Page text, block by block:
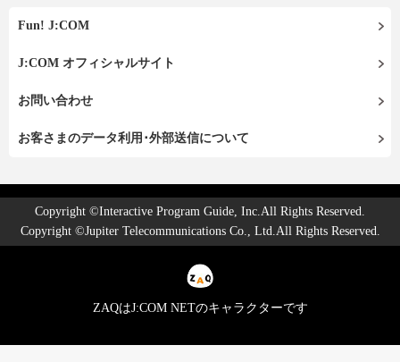
Fun! J:COM
J:COM オフィシャルサイト
お問い合わせ
お客さまのデータ利用･外部送信について
Copyright ©Interactive Program Guide, Inc.All Rights Reserved.
Copyright ©Jupiter Telecommunications Co., Ltd.All Rights Reserved.
ZAQはJ:COM NETのキャラクターです